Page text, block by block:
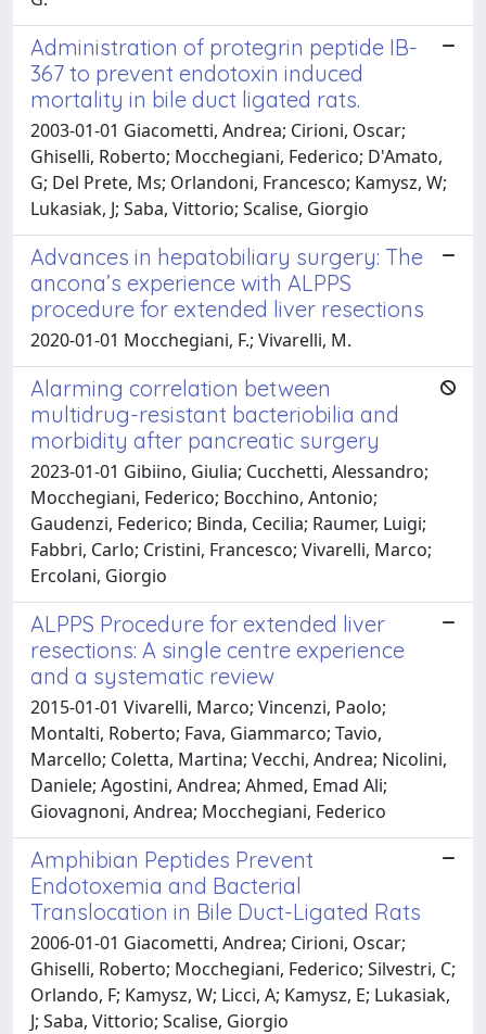
Administration of protegrin peptide IB-
367 to prevent endotoxin induced
mortality in bile duct ligated rats.
2003-01-01 Giacometti, Andrea; Cirioni, Oscar;
Ghiselli, Roberto; Mocchegiani, Federico; D'Amato,
G; Del Prete, Ms; Orlandoni, Francesco; Kamysz, W;
Lukasiak, J; Saba, Vittorio; Scalise, Giorgio
Advances in hepatobiliary surgery: The
ancona’s experience with ALPPS
procedure for extended liver resections
2020-01-01 Mocchegiani, F.; Vivarelli, M.
Alarming correlation between
multidrug-resistant bacteriobilia and
morbidity after pancreatic surgery
2023-01-01 Gibiino, Giulia; Cucchetti, Alessandro;
Mocchegiani, Federico; Bocchino, Antonio;
Gaudenzi, Federico; Binda, Cecilia; Raumer, Luigi;
Fabbri, Carlo; Cristini, Francesco; Vivarelli, Marco;
Ercolani, Giorgio
ALPPS Procedure for extended liver
resections: A single centre experience
and a systematic review
2015-01-01 Vivarelli, Marco; Vincenzi, Paolo;
Montalti, Roberto; Fava, Giammarco; Tavio,
Marcello; Coletta, Martina; Vecchi, Andrea; Nicolini,
Daniele; Agostini, Andrea; Ahmed, Emad Ali;
Giovagnoni, Andrea; Mocchegiani, Federico
Amphibian Peptides Prevent
Endotoxemia and Bacterial
Translocation in Bile Duct-Ligated Rats
2006-01-01 Giacometti, Andrea; Cirioni, Oscar;
Ghiselli, Roberto; Mocchegiani, Federico; Silvestri, C;
Orlando, F; Kamysz, W; Licci, A; Kamysz, E; Lukasiak,
J; Saba, Vittorio; Scalise, Giorgio